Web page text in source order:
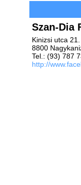
Szan-Dia
Kinizsi utca 21.
8800
Tel.: (93) 787
http://